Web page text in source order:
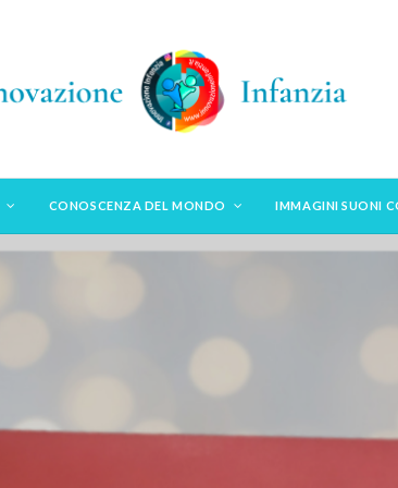
CONOSCENZA DEL MONDO IMMAGINI SUONI